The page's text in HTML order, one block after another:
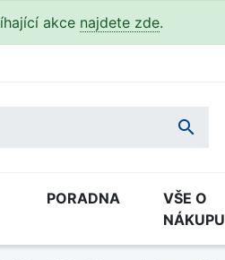
akce najdete zde.

PORADNA
VŠE O
NÁKUPU